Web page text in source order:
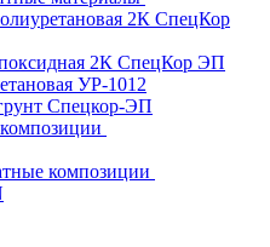
2К СпецКор
2К СпецКор ЭП
УР-1012
Спецкор-ЭП
композиции